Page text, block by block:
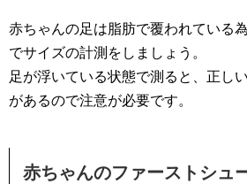
赤ちゃんの足は脂肪で覆われている
でサイズの計測をしましょう。
足が浮いている状態で測ると、正し
があるので注意が必要です。
赤ちゃんのファーストシュ